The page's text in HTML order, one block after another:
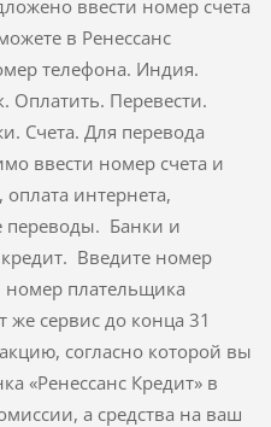
ввести номер счета
в Ренессанс
телефона. Индия.
Оплатить. Перевести.
Счета. Для перевода
ввести номер счета и
интернета,
переводы. Банки и
Введите номер
плательщика
же сервис до конца 31
согласно которой вы
«Ренессанс Кредит» в
а средства на ваш